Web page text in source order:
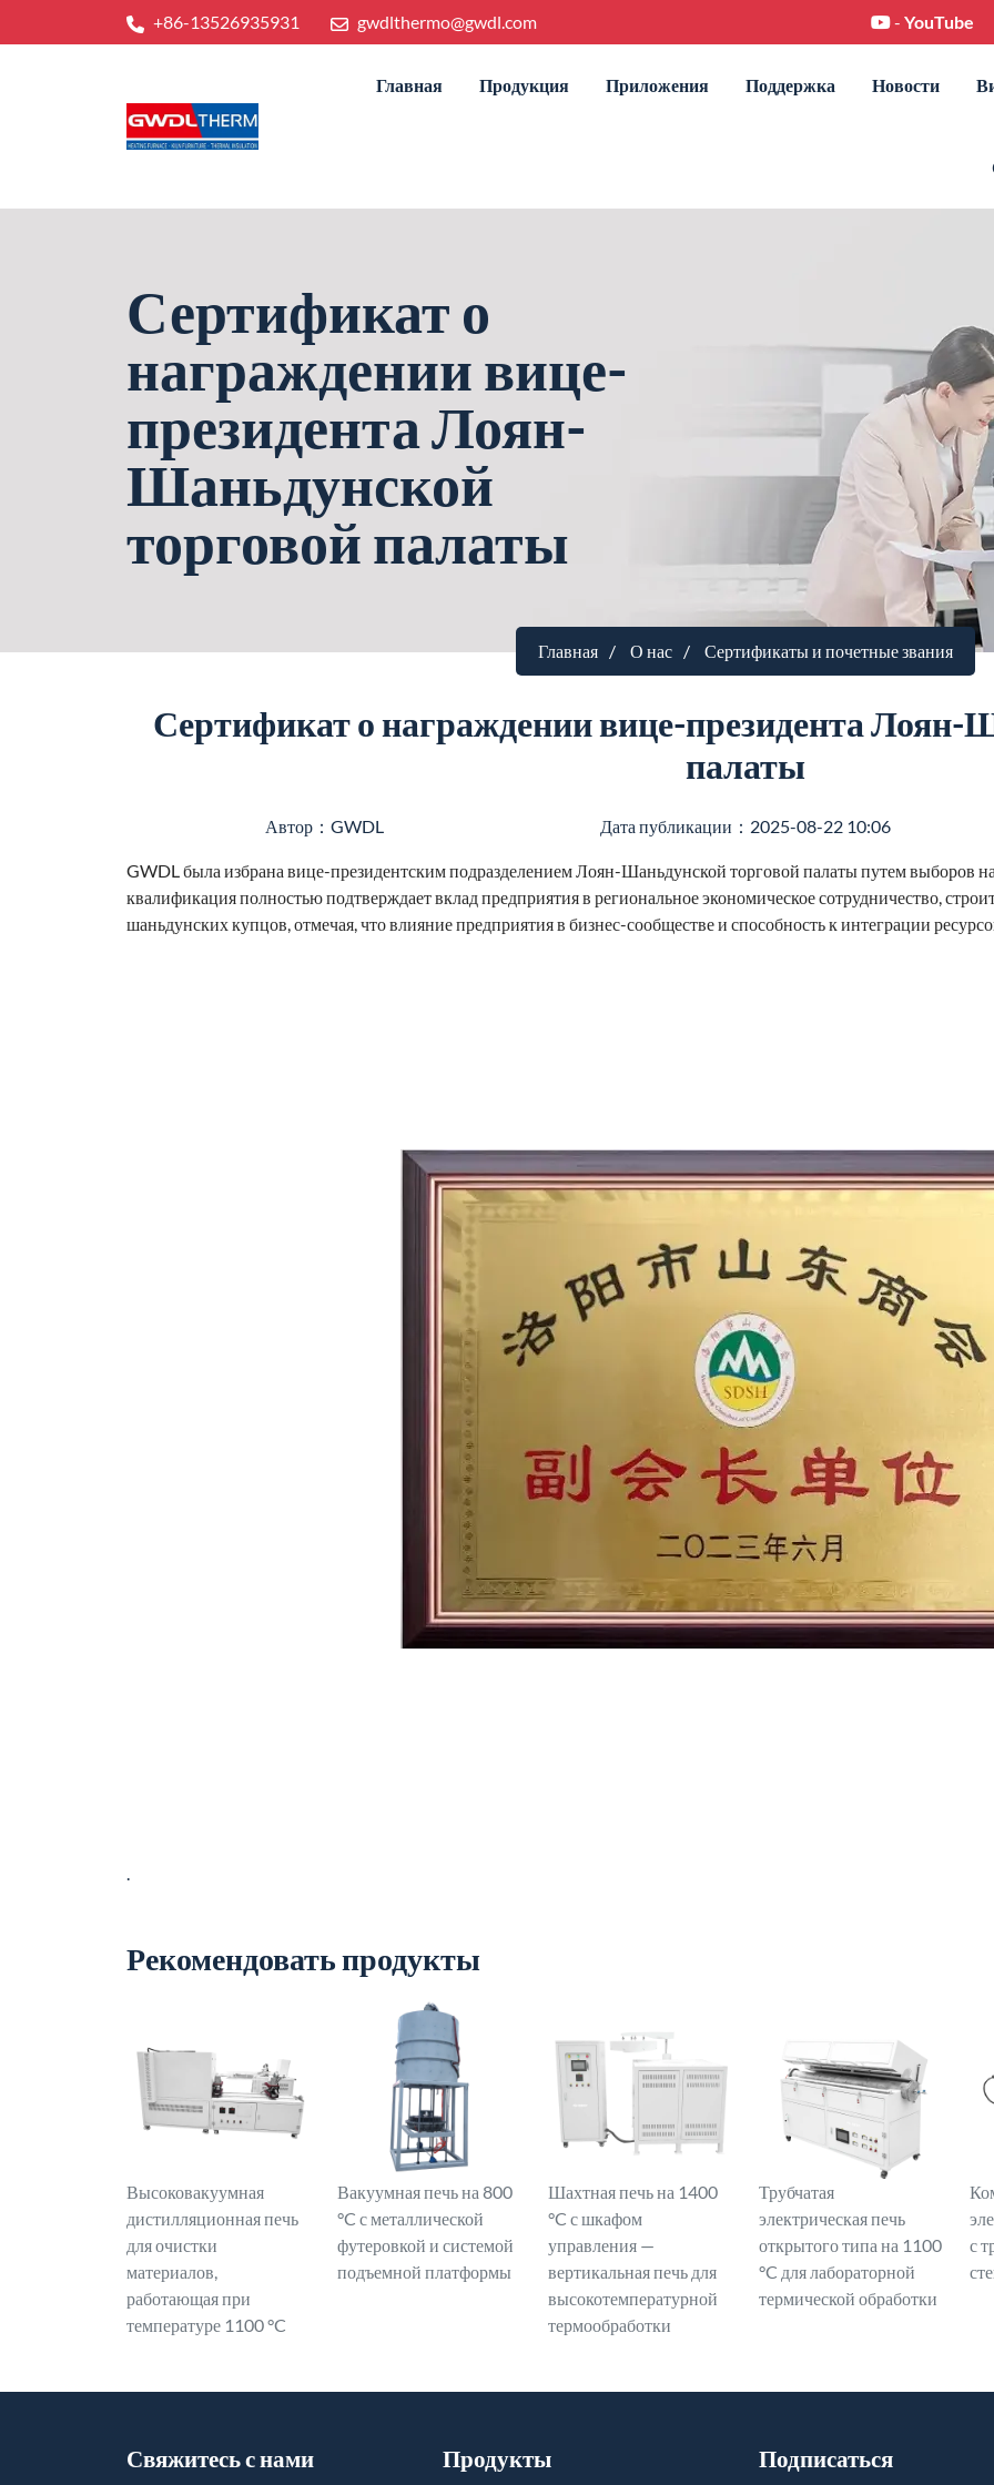
+86-13526935931 gwdlthermo@gwdl.com - YouTube
Главная Продукция Приложения Поддержка Новости
Сертификат о
награждении вице-
президента Лоян-
Шаньдунской
торговой палаты
Главная О нас Сертификаты и почетные звания
Сертификат о награждении вице-президента Лоян-
палаты
Автор：GWDL Дата публикации：2025-08-22 10:06
GWDL была избрана вице-президентским подразделением Лоян-Шаньдунской торговой палаты путем выборов
квалификация полностью подтверждает вклад предприятия в региональное экономическое сотрудничество,
шаньдунских купцов, отмечая, что влияние предприятия в бизнес-сообществе и способность к интеграции
.
Рекомендовать продукты
Высоковакуумная
дистилляционная печь
для очистки
материалов,
работающая при
температуре 1100 °C
Вакуумная печь на 800
°C с металлической
футеровкой и системой
подъемной платформы
Шахтная печь на 1400
°C с шкафом
управления —
вертикальная печь для
высокотемпературной
термообработки
Трубчатая
электрическая печь
открытого типа на 1100
°C для лабораторной
термической обработки
с
Свяжитесь с нами Продукты Подписаться